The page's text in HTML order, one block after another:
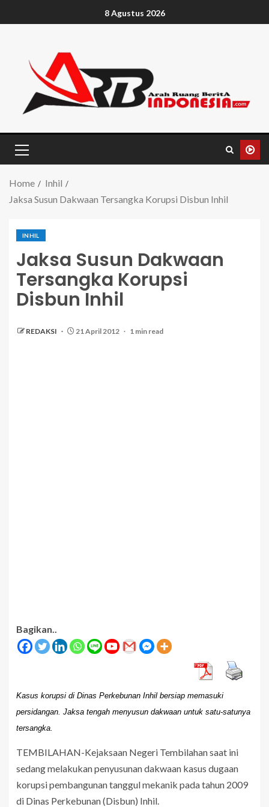
8 Agustus 2026
Home
Inhil
Jaksa Susun Dakwaan Tersangka Korupsi Disbun Inhil
INHIL
Jaksa Susun Dakwaan
Tersangka Korupsi
Disbun Inhil
REDAKSI 21 April 2012 1 min read
Bagikan..
Kasus korupsi di Dinas Perkebunan Inhil bersiap memasuki
persidangan. Jaksa tengah menyusun dakwaan untuk satu-satunya
tersangka.
TEMBILAHAN-Kejaksaan Negeri Tembilahan saat ini
sedang melakukan penyusunan dakwaan kasus dugaan
korupsi pembangunan tanggul mekanik pada tahun 2009
di Dinas Perkebunan (Disbun) Inhil.